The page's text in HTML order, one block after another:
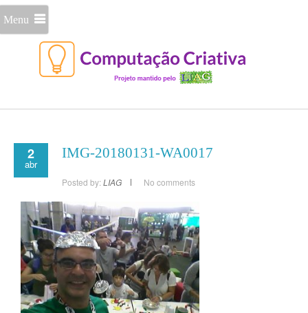
Menu
2
abr
IMG-20180131-WA0017
Posted by: LIAG No comments